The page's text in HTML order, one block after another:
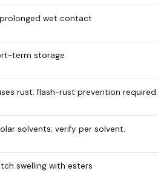
wet contact
term storage
rust; flash-rust prevention required.
solvents; verify per solvent.
swelling with esters